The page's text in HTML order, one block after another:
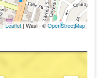
Leaflet| Wasi - ©OpenStreetMap